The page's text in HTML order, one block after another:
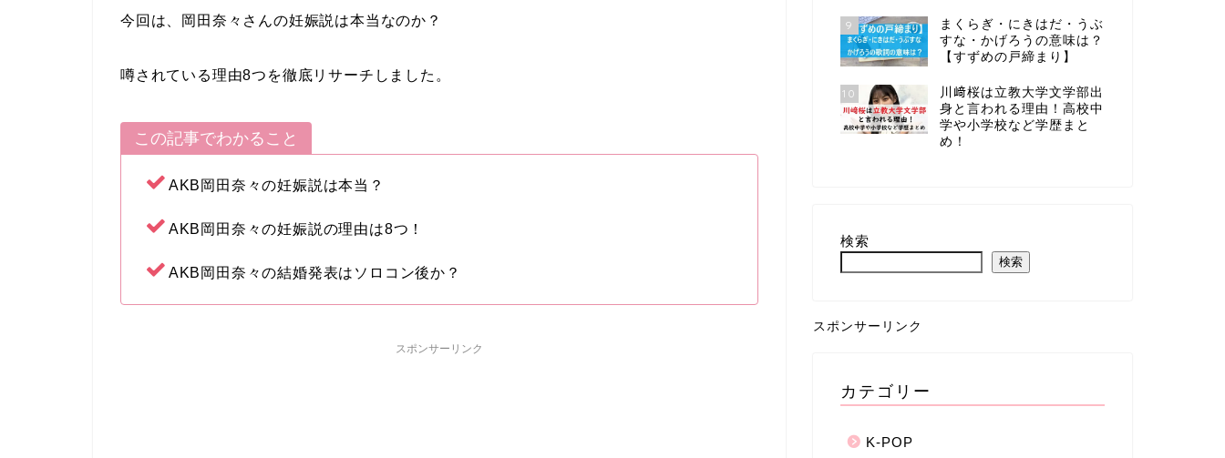
今回は、岡田奈々さんの妊娠説は本当なのか？
噂されている理由8つを徹底リサーチしました。
この記事でわかること
AKB岡田奈々の妊娠説は本当？
AKB岡田奈々の妊娠説の理由は8つ！
AKB岡田奈々の結婚発表はソロコン後か？
スポンサーリンク
9
まくらぎ・にきはだ・うぶ
すな・かげろうの意味は？
【すずめの戸締まり】
10
川﨑桜は立教大学文学部出
身と言われる理由！高校中
学や小学校など学歴まと
め！
検索
検索
スポンサーリンク
カテゴリー
K-POP